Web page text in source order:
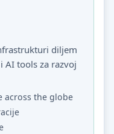
diljem
AI tools za razvoj
across the globe